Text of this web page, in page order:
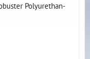
Polyurethan-